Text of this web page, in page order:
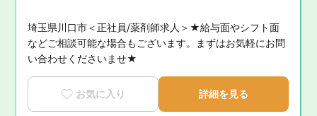
埼玉県川口市＜正社員/薬剤師求人＞★給与面やシフト面
などご相談可能な場合もございます。まずはお気軽にお問
い合わせくださいませ★
お気に入り 詳細を見る